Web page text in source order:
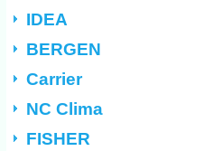
IDEA
BERGEN
Carrier
NC Clima
FISHER